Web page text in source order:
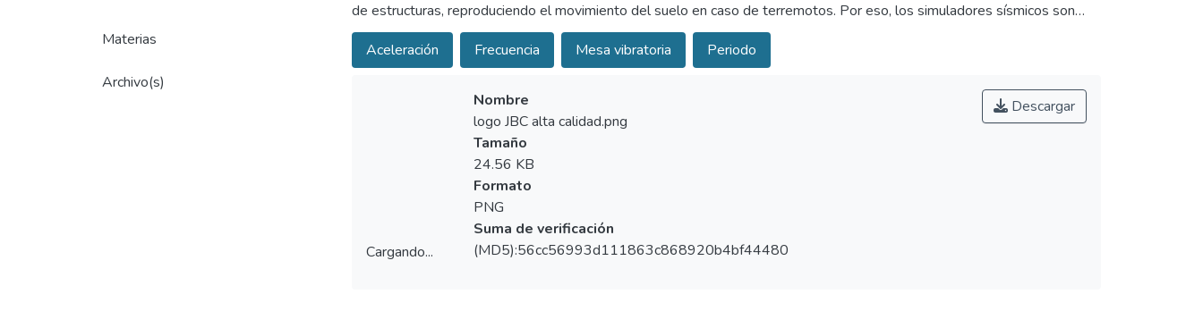
de estructuras, reproduciendo el movimiento del suelo en caso de terremotos. Por eso, los simuladores sísmicos son
ampliamente utilizados dentro del campo de la ingeniería como herramienta fundamental para investigar la eficacia de
nuevos materiales, dispositivos y técnicas constructivas antisísmicas. En el presente proyecto se desarrolló una mesa
dispositivo móvil de uso personal, los valores de frecuencias pueden ser definidos por el usuario. Adicionalmente, se
mide la aceleración de la estructura con referencia a los tres ejes X, Y, y Z en la parte superior de la estructura armada con
el “Kit MOLA”. </jats:p>
Materias
Aceleración Frecuencia Mesa vibratoria
Periodo
Archivo(s)
Cargando...
Descargar
Nombre
logo JBC alta calidad.png
Tamaño
24.56 KB
Formato
PNG
Suma de verificación
(MD5):56cc56993d111863c868920b4bf44480